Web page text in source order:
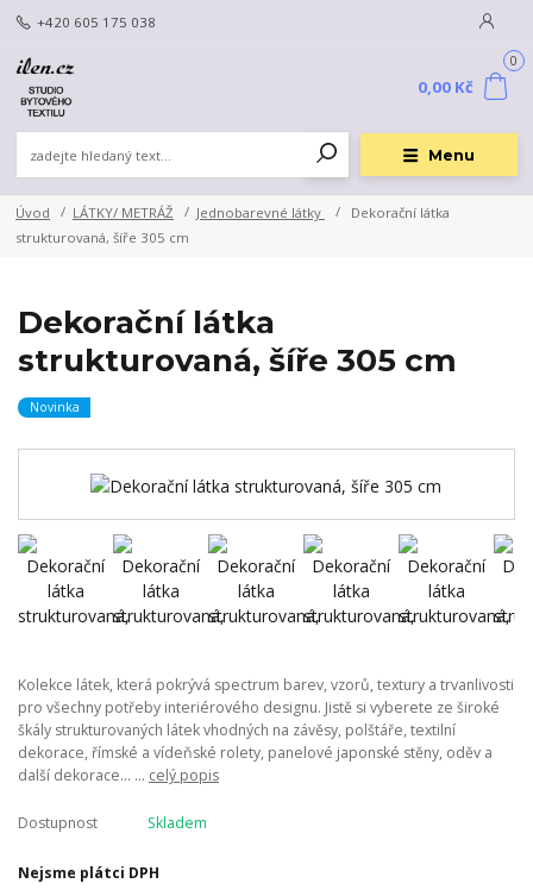
Menu
+420 605 175 038
0
0,00 Kč
Úvod LÁTKY/ METRÁŽ Jednobarevné látky
Dekorační látka
strukturovaná, šíře 305 cm
Dekorační látka
strukturovaná, šíře 305 cm
Novinka
Kolekce látek, která pokrývá spectrum barev, vzorů, textury a trvanlivosti
pro všechny potřeby interiérového designu. Jistě si vyberete ze široké
škály strukturovaných látek vhodných na závěsy, polštáře, textilní
dekorace, římské a vídeňské rolety, panelové japonské stěny, oděv a
další dekorace... ... celý popis
Dostupnost Skladem
Nejsme plátci DPH